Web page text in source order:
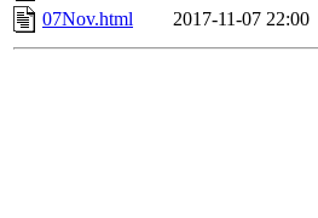
07Nov.html
2017-11-07 22:00